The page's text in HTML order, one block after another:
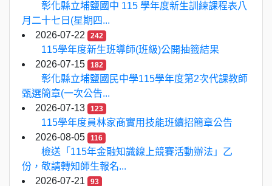
彰化縣立埔鹽國中 115 學年度新生訓練課程表八
月二十七日(星期四...
2026-07-22
242
115學年度新生班導師(班級)公開抽籤結果
2026-07-15
182
彰化縣立埔鹽國民中學115學年度第2次代課教師
甄選簡章(一次公告...
2026-07-13
123
115學年度員林家商實用技能班續招簡章公告
2026-08-05
116
檢送「115年金融知識線上競賽活動辦法」乙
份，敬請轉知師生報名...
2026-07-21
93